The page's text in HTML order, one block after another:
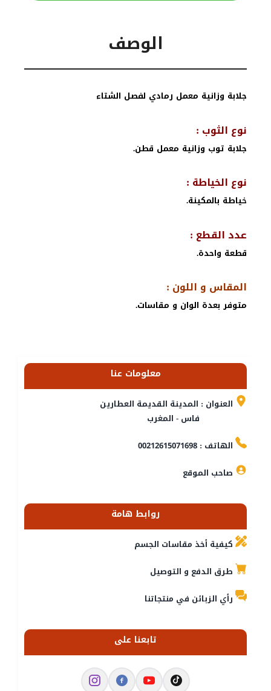
الوصف
جلابة وزانية معمل رمادي لفصل الشتاء
نوع الثوب :
جلابة توب وزانية معمل قطن.
نوع الخياطة :
خياطة بالمكينة.
عدد القطع :
قطعة واحدة.
المقاس و اللون :
متوفر بعدة الوان و مقاسات.
معلومات عنا
العنوان : المدينة القديمة العطارين
فاس - المغرب
الهاتف : 00212615071698
صاحب الموقع
روابط هامة
كيفية أخذ مقاسات الجسم
طرق الدفع و التوصيل
رأي الزبائن في منتجاتنا
تابعنا على